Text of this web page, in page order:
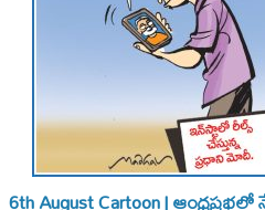
6th August Cartoon |